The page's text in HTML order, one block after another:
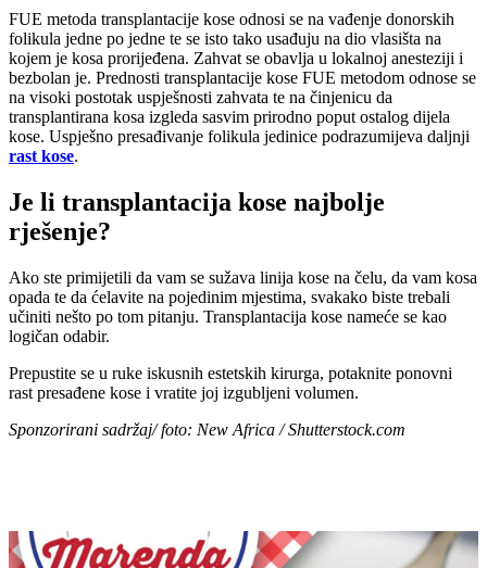
FUE metoda transplantacije kose odnosi se na vađenje donorskih
folikula jedne po jedne te se isto tako usađuju na dio vlasišta na
kojem je kosa prorijeđena. Zahvat se obavlja u lokalnoj anesteziji i
bezbolan je. Prednosti transplantacije kose FUE metodom odnose se
na visoki postotak uspješnosti zahvata te na činjenicu da
transplantirana kosa izgleda sasvim prirodno poput ostalog dijela
kose. Uspješno presađivanje folikula jedinice podrazumijeva daljnji
rast kose.
Je li transplantacija kose najbolje
rješenje?
Ako ste primijetili da vam se sužava linija kose na čelu, da vam kosa
opada te da ćelavite na pojedinim mjestima, svakako biste trebali
učiniti nešto po tom pitanju. Transplantacija kose nameće se kao
logičan odabir.
Prepustite se u ruke iskusnih estetskih kirurga, potaknite ponovni
rast presađene kose i vratite joj izgubljeni volumen.
Sponzorirani sadržaj/ foto: New Africa / Shutterstock.com